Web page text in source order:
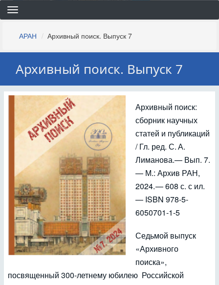
Строка
навигации
АРАН Архивный поиск. Выпуск 7
Архивный поиск. Выпуск 7
Архивный поиск:
сборник научных
статей и публикаций
/ Гл. ред. С. А.
Лиманова.— Вып. 7.
— М.: Архив РАН,
2024. — 608 с. с ил.
— ISBN 978-5-
6050701-1-5
Седьмой выпуск
«Архивного
поиска»,
посвященный 300‑летнему юбилею Российской